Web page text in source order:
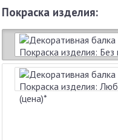
Покраска изделия: